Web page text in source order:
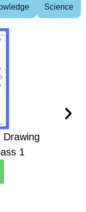
Science
Drawing
1